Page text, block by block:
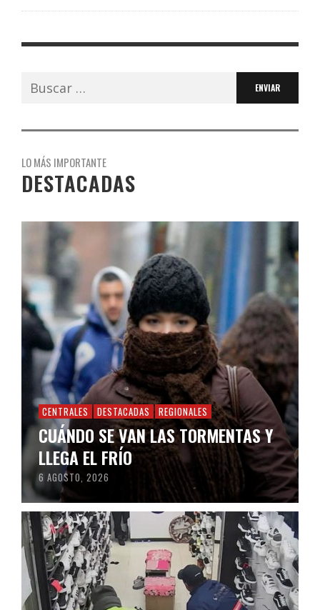
Buscar:
LO MÁS IMPORTANTE
DESTACADAS
CENTRALES DESTACADAS REGIONALES
CUÁNDO SE VAN LAS TORMENTAS Y
LLEGA EL FRÍO
6 AGOSTO, 2026